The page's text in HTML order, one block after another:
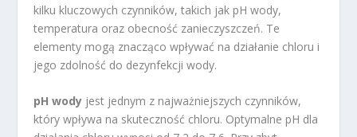
kilku kluczowych czynników, takich jak pH wody,
temperatura oraz obecność zanieczyszczeń. Te
elementy mogą znacząco wpływać na działanie chloru i
jego zdolność do dezynfekcji wody.
pH wody jest jednym z najważniejszych czynników,
który wpływa na skuteczność chloru. Optymalne pH dla